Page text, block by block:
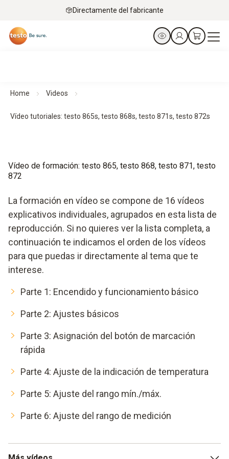
Directamente del fabricante
Home Videos
Vídeo tutoriales: testo 865s, testo 868s, testo 871s, testo 872s
Vídeo de formación: testo 865, testo 868, testo 871, testo
872
La formación en vídeo se compone de 16 vídeos
explicativos individuales, agrupados en esta lista de
reproducción. Si no quieres ver la lista completa, a
continuación te indicamos el orden de los vídeos
para que puedas ir directamente al tema que te
interese.
Parte 1: Encendido y funcionamiento básico
Parte 2: Ajustes básicos
Parte 3: Asignación del botón de marcación
rápida
Parte 4: Ajuste de la indicación de temperatura
Parte 5: Ajuste del rango mín./máx.
Parte 6: Ajuste del rango de medición